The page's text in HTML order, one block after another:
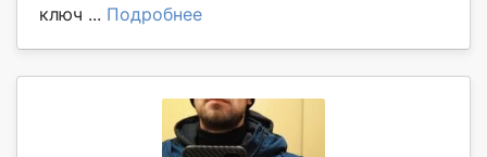
ключ ... Подробнее